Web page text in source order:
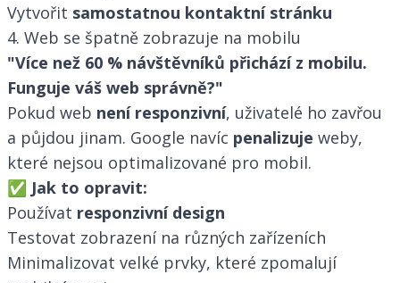
Vytvořit samostatnou kontaktní stránku
4. Web se špatně zobrazuje na mobilu
"Více než 60 % návštěvníků přichází z mobilu.
Funguje váš web správně?"
Pokud web není responzivní, uživatelé ho zavřou
a půjdou jinam. Google navíc penalizuje weby,
které nejsou optimalizované pro mobil.
✅ Jak to opravit:
Používat responzivní design
Testovat zobrazení na různých zařízeních
Minimalizovat velké prvky, které zpomalují